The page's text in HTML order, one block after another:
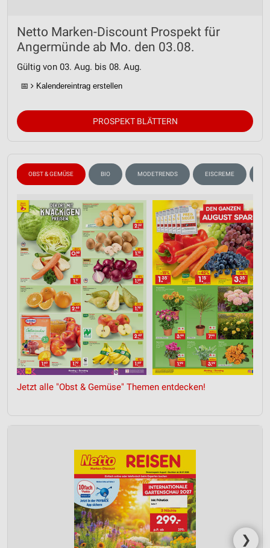
Netto Marken-Discount Prospekt für
Angermünde ab Mo. den 03.08.
Gültig von 03. Aug. bis 08. Aug.
📅 Kalendereintrag erstellen
PROSPEKT BLÄTTERN
OBST & GEMÜSE BIO MODETRENDS EISCREME
Jetzt alle "Obst & Gemüse" Themen entdecken!
❯